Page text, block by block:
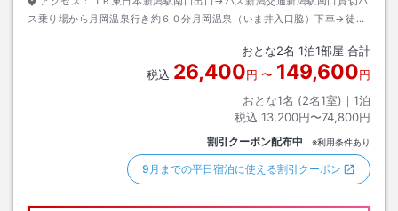
ス乗り場から月岡温泉行き約６０分月岡温泉（いま井入口脇）下車→徒歩
約２分
おとな2名 1泊1部屋 合計
税込 26,400円 〜 149,600円
おとな1名 (2名1室)｜ 1泊
税込 13,200円〜74,800円
割引クーポン配布中 ※利用条件あり
9月までの平日宿泊に使える割引クーポン